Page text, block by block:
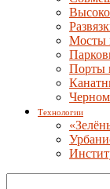
Мосты
Порты
Технологии